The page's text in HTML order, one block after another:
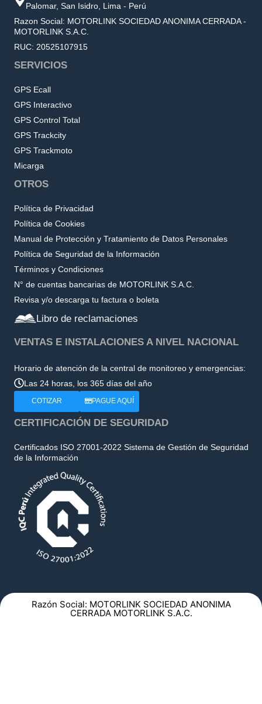
Palomar, San Isidro, Lima - Perú
Razon Social: MOTORLINK SOCIEDAD ANONIMA CERRADA -
MOTORLINK S.A.C.
RUC: 20525107915
SERVICIOS
GPS Ecall
GPS Interactivo
GPS Control Total
GPS Trackcity
GPS Trackmoto
Micarga
OTROS
Política de Privacidad
Política de Cookies
Manual de Protección y Tratamiento de Datos Personales
Política de Seguridad de la Información
Términos y Condiciones
N° de cuentas bancarias de MOTORLINK S.A.C.
Revisa y/o descarga tu factura o boleta
Libro de reclamaciones
VENTAS E INSTALACIONES A NIVEL NACIONAL
Horario de atención de la central de monitoreo y emergencias:
Las 24 horas, los 365 días del año
COTIZAR PAGUE AQUÍ
CERTIFICACIÓN DE SEGURIDAD
Certificados ISO 27001-2022 Sistema de Gestión de Seguridad
de la Información
Razón Social: MOTORLINK SOCIEDAD ANONIMA
CERRADA MOTORLINK S.A.C.